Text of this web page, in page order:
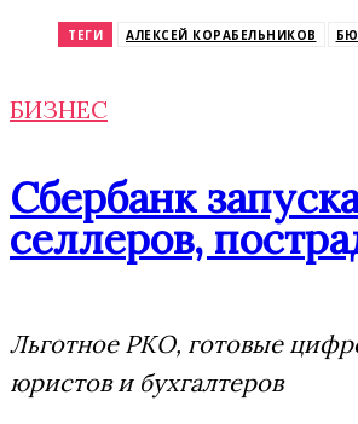
ТЕГИ АЛЕКСЕЙ КОРАБЕЛЬНИКОВ
БИЗНЕС
Сбербанк
селлеров,
Льготное РКО, готовые
юристов и бухгалтеров